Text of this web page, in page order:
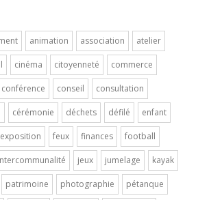
animation association atelier
cinéma citoyenneté commerce
conférence conseil consultation
cérémonie déchets défilé enfant
exposition feux finances football
jeux jumelage kayak
patrimoine photographie pétanque